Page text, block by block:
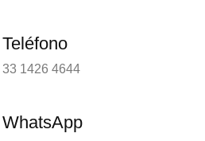
Teléfono
33 1426 4644
WhatsApp